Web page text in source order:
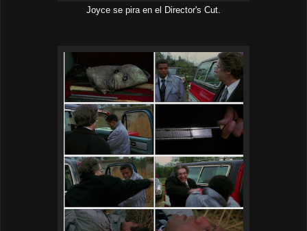
Joyce se pira en el Director's Cut.